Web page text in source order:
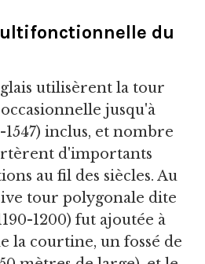
du
utilisèrent la tour
jusqu'à
1547) inclus, et nombre
d'importants
au fil des siècles. Au
tour polygonale dite
1200) fut ajoutée à
la courtine, un fossé de